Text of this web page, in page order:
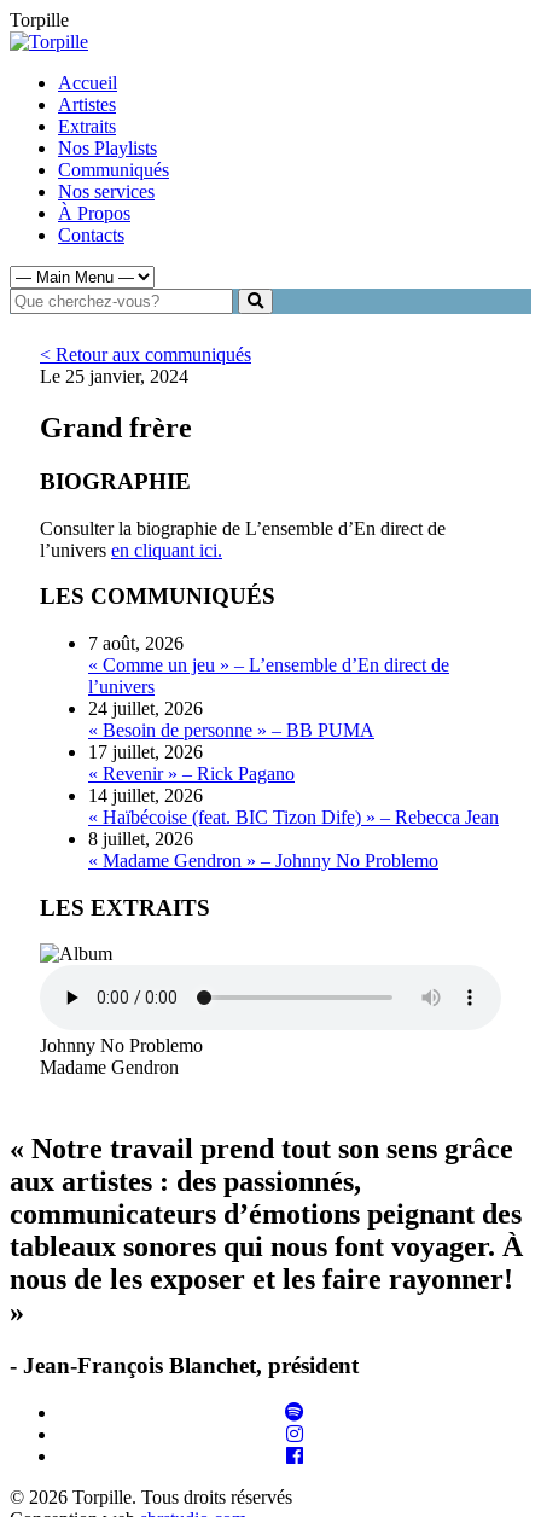
Torpille
Accueil
Artistes
Extraits
Nos Playlists
Communiqués
Nos services
À Propos
Contacts
< Retour aux communiqués
Le 25 janvier, 2024
Grand frère
BIOGRAPHIE
Consulter la biographie de L’ensemble d’En direct de
l’univers en cliquant ici.
LES COMMUNIQUÉS
7 août, 2026
« Comme un jeu » – L’ensemble d’En direct de
l’univers
24 juillet, 2026
« Besoin de personne » – BB PUMA
17 juillet, 2026
« Revenir » – Rick Pagano
14 juillet, 2026
« Haïbécoise (feat. BIC Tizon Dife) » – Rebecca Jean
8 juillet, 2026
« Madame Gendron » – Johnny No Problemo
LES EXTRAITS
Johnny No Problemo
Madame Gendron
« Notre travail prend tout son sens grâce
aux artistes : des passionnés,
communicateurs d’émotions peignant des
tableaux sonores qui nous font voyager. À
nous de les exposer et les faire rayonner!
»
- Jean-François Blanchet, président
© 2026 Torpille. Tous droits réservés